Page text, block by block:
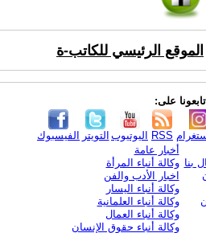
الموقع الرئيسي للكاتب-ة
تابعونا على:
الفيسبوك التويتر اليوتيوب RSS
بنا
أخبار عامة
وكالة أنباء المرأة
اخبار الأدب والفن
وكالة أنباء اليسار
وكالة أنباء العلمانية
وكالة أنباء العمال
وكالة أنباء حقوق الإنسان